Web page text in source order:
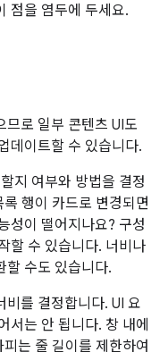
점을 염두에 두세요.
므로 일부 콘텐츠 UI도
데이트할 수 있습니다.
지 여부와 방법을 결정
행이 카드로 변경되면
성이 떨어지나요? 구성
할 수 있습니다. 너비나
할 수도 있습니다.
비를 결정합니다. UI 요
서는 안 됩니다. 창 내에
는 줄 길이를 제한하여